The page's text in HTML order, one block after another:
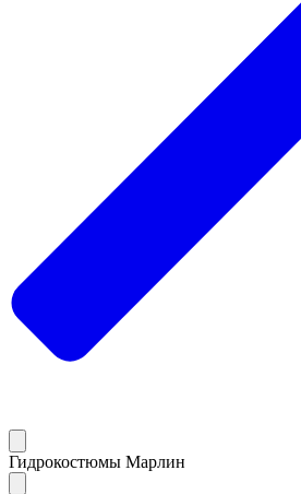
Гидрокостюмы Марлин